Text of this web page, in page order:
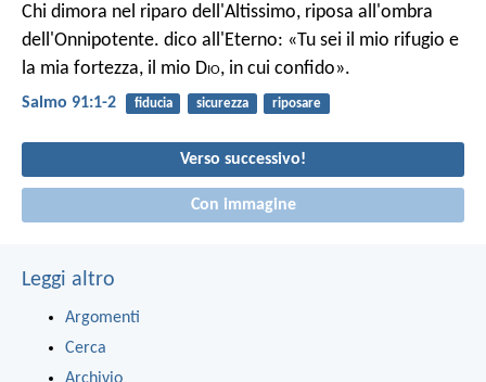
Chi dimora nel riparo dell'Altissimo, riposa all'ombra
dell'Onnipotente. dico all'Eterno: «Tu sei il mio rifugio e
la mia fortezza, il mio Dio, in cui confido».
Salmo 91:1-2 fiducia sicurezza riposare
Verso successivo!
Con immagine
Leggi altro
Argomenti
Cerca
Archivio